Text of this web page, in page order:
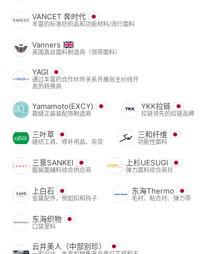
VANCET 奔时代
丰富的标准纺织品和功能材料/流行面料
Vanners
英国真丝面料制造商（领带面料）
YAGI
通过丰富的合作伙伴关系开展自主纱线开
发的转换商
Yamamoto(EXCY)
裁缝正装装配饰制造商
YKK拉链
拉链领先的拉链品牌
三叶草
缝纫工具、修补用品、杂货
三和纤维
功能性面料
三景SANKEI
服装面辅料综合供应商
上杉UESUGI
弹力面料综合商社
上白石
金属配件，例如扣和钩子
东海Thermo
毛衬、粘合衬、弹力带
东海织物
口袋里料
云井美人（中部别珍）